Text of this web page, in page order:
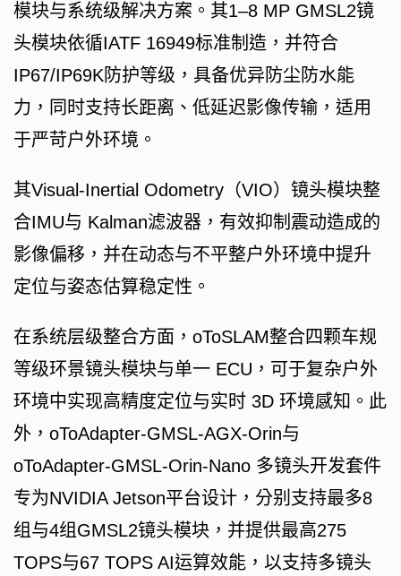
模块与系统级解决方案。其1–8 MP GMSL2镜
头模块依循IATF 16949标准制造，并符合
IP67/IP69K防护等级，具备优异防尘防水能
力，同时支持长距离、低延迟影像传输，适用
于严苛户外环境。
其Visual-Inertial Odometry（VIO）镜头模块整
合IMU与 Kalman滤波器，有效抑制震动造成的
影像偏移，并在动态与不平整户外环境中提升
定位与姿态估算稳定性。
在系统层级整合方面，oToSLAM整合四颗车规
等级环景镜头模块与单一 ECU，可于复杂户外
环境中实现高精度定位与实时 3D 环境感知。此
外，oToAdapter-GMSL-AGX-Orin与
oToAdapter-GMSL-Orin-Nano 多镜头开发套件
专为NVIDIA Jetson平台设计，分别支持最多8
组与4组GMSL2镜头模块，并提供最高275
TOPS与67 TOPS AI运算效能，以支持多镜头